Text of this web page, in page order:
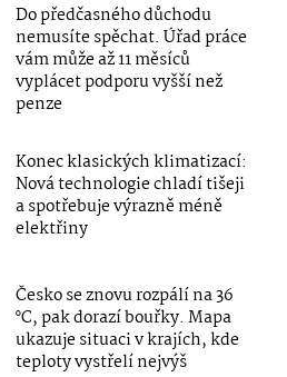
Do předčasného důchodu
nemusíte spěchat. Úřad práce
vám může až 11 měsíců
vyplácet podporu vyšší než
penze
Konec klasických klimatizací:
Nová technologie chladí tišeji
a spotřebuje výrazně méně
elektřiny
Česko se znovu rozpálí na 36
°C, pak dorazí bouřky. Mapa
ukazuje situaci v krajích, kde
teploty vystřelí nejvýš